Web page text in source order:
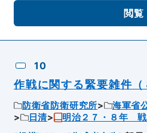
閲覧
10
作戦に関する緊要雑件（
防衛省防衛研究所 海軍省
日清
明治２７・８年